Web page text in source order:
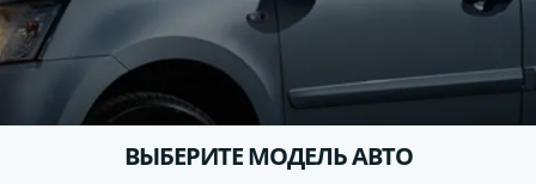
ВЫБЕРИТЕ МОДЕЛЬ АВТО